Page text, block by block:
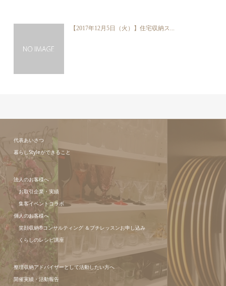
【2017年12月5日（火）】住宅収納ス...
代表あいさつ
暮らしStyleができること
法人のお客様へ
お取引企業・実績
集客イベントコラボ
個人のお客様へ
笑顔収納®コンサルティング ＆プチレッスンお申し込み
くらしのレシピ講座
整理収納アドバイザーとして活動したい方へ
開催実績・活動報告